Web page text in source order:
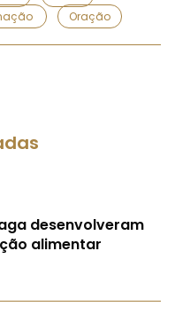
Oração
desenvolveram
alimentar